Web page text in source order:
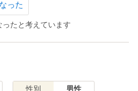
った
たと考えています
性別 男性